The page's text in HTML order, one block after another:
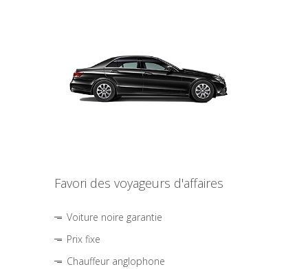
Favori des voyageurs d'affaires
Voiture noire garantie
Prix fixe
Chauffeur anglophone